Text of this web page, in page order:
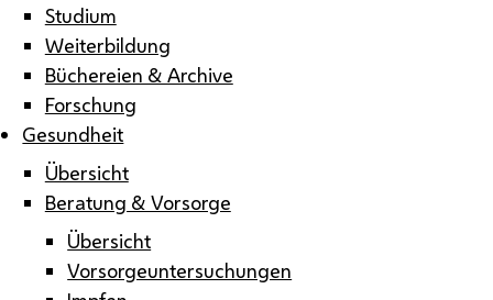
Studium
Weiterbildung
Büchereien & Archive
Forschung
Gesundheit
Übersicht
Beratung & Vorsorge
Übersicht
Vorsorgeuntersuchungen